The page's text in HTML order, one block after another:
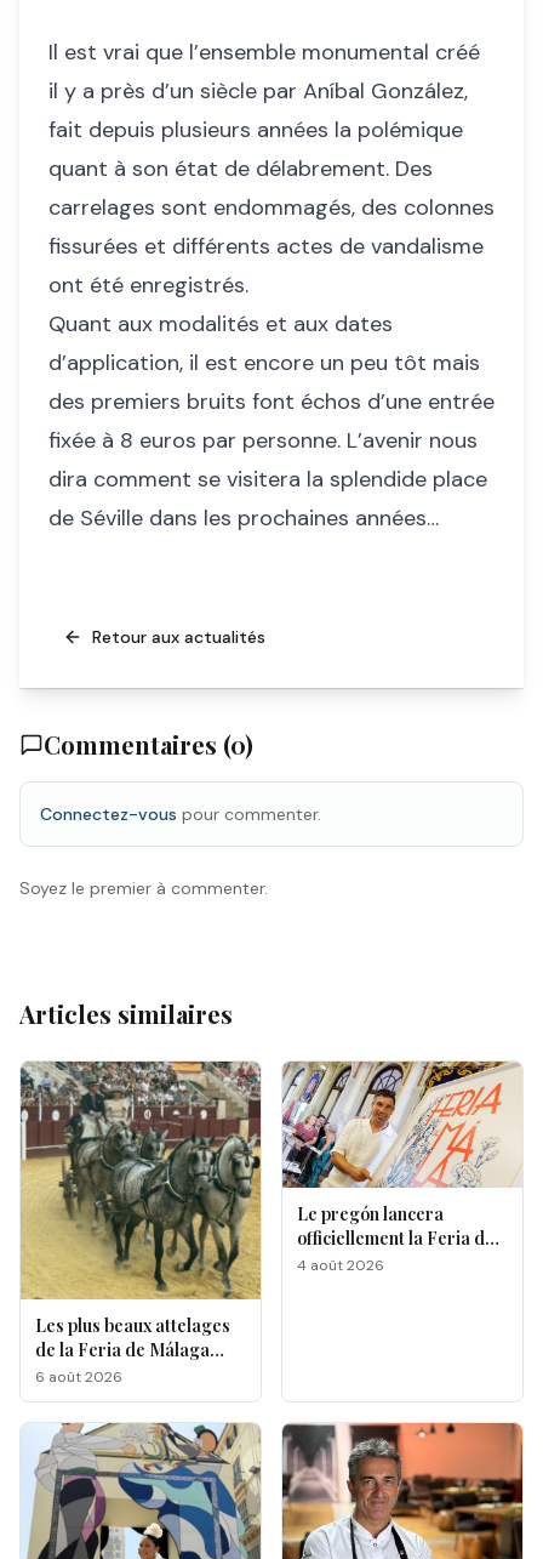
Il est vrai que l’ensemble monumental créé
il y a près d’un siècle par Aníbal González,
fait depuis plusieurs années la polémique
quant à son état de délabrement. Des
carrelages sont endommagés, des colonnes
fissurées et différents actes de vandalisme
ont été enregistrés.
Quant aux modalités et aux dates
d’application, il est encore un peu tôt mais
des premiers bruits font échos d’une entrée
fixée à 8 euros par personne. L’avenir nous
dira comment se visitera la splendide place
de Séville dans les prochaines années…
Retour aux actualités
Commentaires (0)
Connectez-vous pour commenter.
Soyez le premier à commenter.
Articles similaires
Les plus beaux attelages
de la Feria de Málaga
s'affrontent à La
Malagueta
6 août 2026
Le pregón lancera
officiellement la Feria de
Málaga 2026
4 août 2026